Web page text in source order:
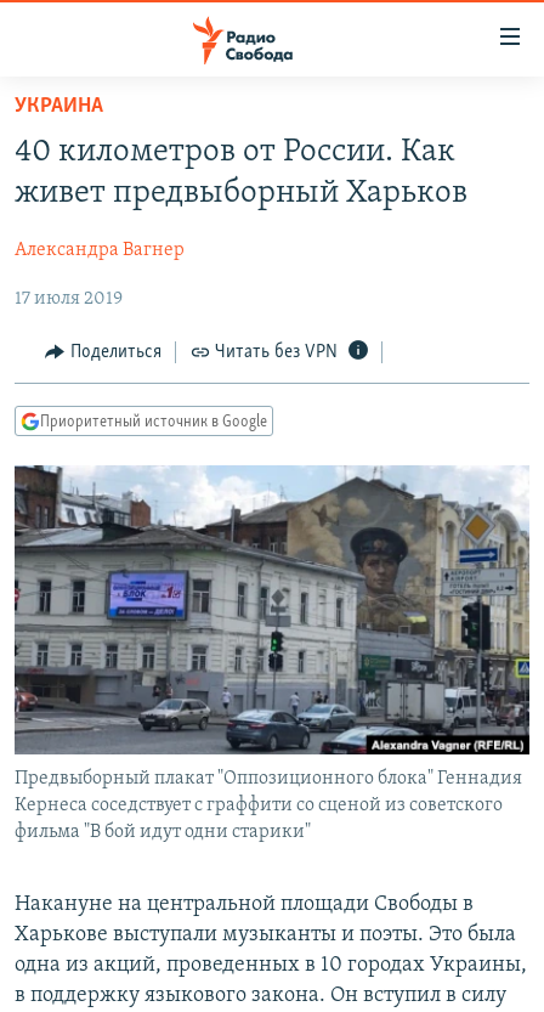
упрощенного
доступа
основному
Вернутся
главной
навигации
Вернутся
поиску
АВТОРСКИЕ ПРОЕКТЫ
ЦИТАТЫ СВОБОДЫ
МНЕНИЯ
КУЛЬТУРА
IDEL.РЕАЛИИ
КАВКАЗ.РЕАЛИИ
СЕВЕР.РЕАЛИИ
СИБИРЬ.РЕАЛИИ
РАСПИСАНИЕ ВЕЩАНИЯ
ПОДПИШИТЕСЬ НА РАССЫЛКУ
СОЦИАЛЬНЫЕ СЕТИ
Все сайты РСЕ/РС
УКРАИНА
40 километров от России. Как
живет предвыборный Харьков
Александра Вагнер
17 июля 2019
Поделиться Читать без VPN
Приоритетный источник в Google
Предвыборный плакат "Оппозиционного блока" Геннадия
Кернеса соседствует с граффити со сценой из советского
фильма "В бой идут одни старики"
Накануне на центральной площади Свободы в
Харькове выступали музыканты и поэты. Это была
одна из акций, проведенных в 10 городах Украины,
в поддержку языкового закона. Он вступил в силу